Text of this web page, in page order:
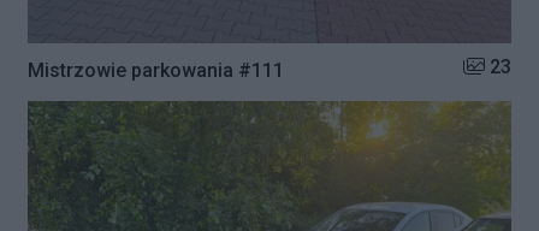
Mistrzowie parkowania #111 Liczba
23